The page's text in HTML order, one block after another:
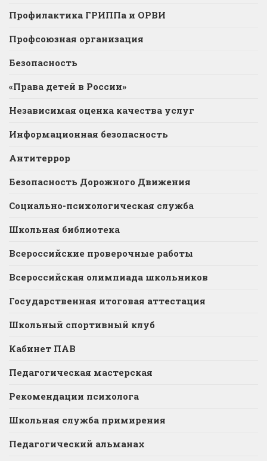
Профилактика ГРИППа и ОРВИ
Профсоюзная организация
Безопасность
«Права детей в России»
Независимая оценка качества услуг
Информационная безопасность
Антитеррор
Безопасность Дорожного Движения
Социально-психологическая служба
Школьная библиотека
Всероссийские проверочные работы
Всероссийская олимпиада школьников
Государственная итоговая аттестация
Школьный спортивный клуб
Кабинет ПАВ
Педагогическая мастерская
Рекомендации психолога
Школьная служба примирения
Педагогический альманах